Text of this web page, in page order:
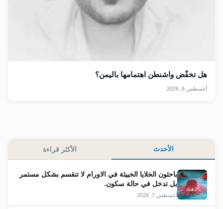
هل تخفّض واشنطن اهتمامها باليمن؟
أغسطس 6, 2026
الأحدث الأكثر قراءة
باحثون الخلايا الخبيثة في الاورام لا تنقسم بشكل مستمر
بل تدخل في حالة سكون.
أغسطس 7, 2026